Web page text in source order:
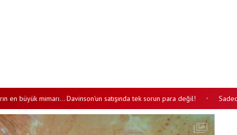
mimarı... Davinson'un satışında tek sorun para değil! • Sadece 10